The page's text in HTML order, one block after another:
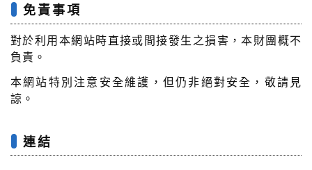
免責事項
對於利用本網站時直接或間接發生之損害，本財團概不
負責。
本網站特別注意安全維護，但仍非絕對安全，敬請見
諒。
連結